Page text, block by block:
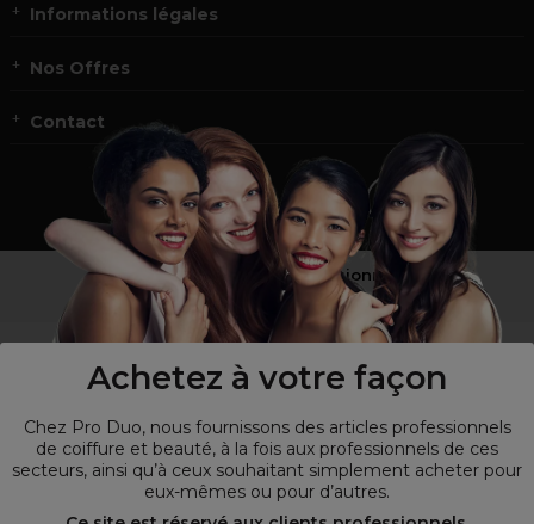
Achetez à votre façon
Chez Pro Duo, nous fournissons des articles professionnels
de coiffure et beauté, à la fois aux professionnels de ces
secteurs, ainsi qu’à ceux souhaitant simplement acheter pour
eux-mêmes ou pour d’autres.
Informations légales
Nos Offres
Contact
Vous n’êtes pas un professionnel ?
Visitez notre site pourles particuliers !